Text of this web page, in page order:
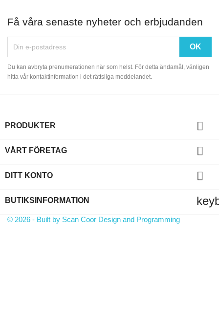
Få våra senaste nyheter och erbjudanden
Du kan avbryta prenumerationen när som helst. För detta ändamål, vänligen
hitta vår kontaktinformation i det rättsliga meddelandet.
PRODUKTER 
VÅRT FÖRETAG 
DITT KONTO 
BUTIKSINFORMATION
© 2026 - Built by Scan Coor Design and Programming